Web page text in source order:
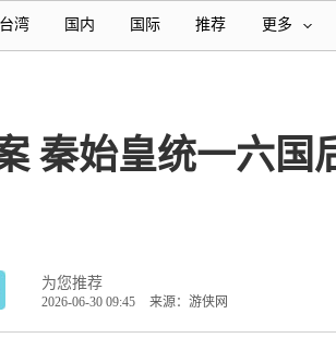
台湾 国内 国际 推荐 更多
秦始皇统一六国
为您推荐
2026-06-30 09:45 来源：游侠网